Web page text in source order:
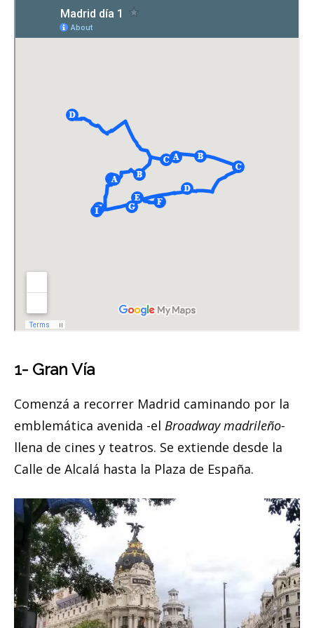
1- Gran Vía
Comenzá a recorrer Madrid caminando por la
emblemática avenida -el Broadway madrileño-
llena de cines y teatros. Se extiende desde la
Calle de Alcalá hasta la Plaza de España.